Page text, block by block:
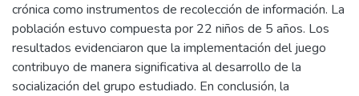
crónica como instrumentos de recolección de información. La
población estuvo compuesta por 22 niños de 5 años. Los
resultados evidenciaron que la implementación del juego
contribuyo de manera significativa al desarrollo de la
socialización del grupo estudiado. En conclusión, la